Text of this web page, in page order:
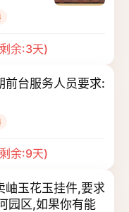
余:3天)
前台服务人员要求:
余:9天)
岫玉花玉挂件,要求
园区,如果你有能